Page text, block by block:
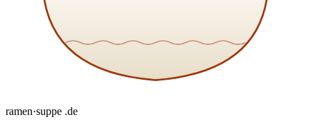
ramen·suppe .de